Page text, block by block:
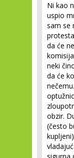
Ni kao
uspio
sam se
da će
neki
da će
obzir.
(često